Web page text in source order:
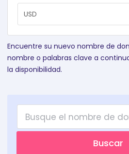
Encuentre su nuevo nombre de
nombre o palabras clave a
la disponibilidad.
Buscar